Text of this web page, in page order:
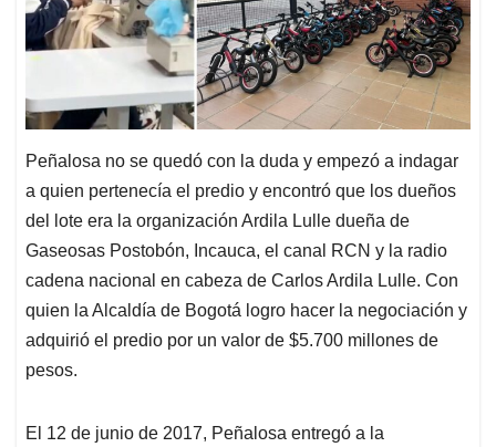
Peñalosa no se quedó con la duda y empezó a indagar
a quien pertenecía el predio y encontró que los dueños
del lote era la organización Ardila Lulle dueña de
Gaseosas Postobón, Incauca, el canal RCN y la radio
cadena nacional en cabeza de Carlos Ardila Lulle. Con
quien la Alcaldía de Bogotá logro hacer la negociación y
adquirió el predio por un valor de $5.700 millones de
pesos.
El 12 de junio de 2017, Peñalosa entregó a la